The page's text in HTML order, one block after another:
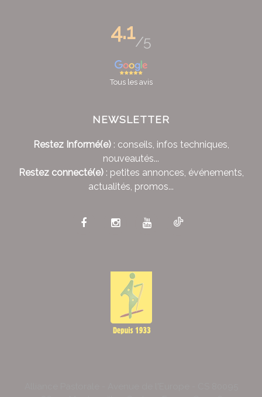
4.1/5
Tous les avis
NEWSLETTER
Restez Informé(e): conseils, infos techniques,
nouveautés...
Restez connecté(e): petites annonces, événements,
actualités, promos...